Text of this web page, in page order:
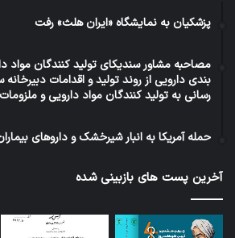
پزشکیان به نمایشگاه «ایران هلث» رفت
مصاحبه مشاور سندیکای تولید کنندگان مواد
بندی دارویی از روند تولید و اقدامات
رسانی به تولید کنندگان مواد دارویی و
حمله آمریکا به انبار شیرخشک و داروهای
آخرین پست های بازبینی شده